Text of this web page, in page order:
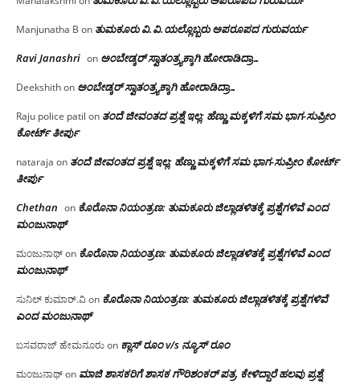
Manjunatha B on ತುಮಕೂರು‌ ವಿ.ವಿ.ಯಲ್ಲೊಬ್ಬರು ಅಪರೂಪದ ಗುರುವರ್ಯ
Ravi Janashri on ಅಂಬೇಡ್ಕರ್ ಸ್ವಾತಂತ್ರ್ಯಕ್ಕಾಗಿ ಹೋರಾಡಿದ್ರಾ…
Deekshithon ಅಂಬೇಡ್ಕರ್ ಸ್ವಾತಂತ್ರ್ಯಕ್ಕಾಗಿ ಹೋರಾಡಿದ್ರಾ…
Raju police patil on ತಂದೆ ಜೀವಂತದ ಪ್ರಶ್ನೆ ಇಲ್ಲ: ಹೆಣ್ಣು ಮಕ್ಕಳಿಗೆ ಸಮ ಭಾಗ-ಸುಪ್ರೀಂ
ಕೋರ್ಟ್ ತೀರ್ಪು
nataraja on ತಂದೆ ಜೀವಂತದ ಪ್ರಶ್ನೆ ಇಲ್ಲ: ಹೆಣ್ಣು ಮಕ್ಕಳಿಗೆ ಸಮ ಭಾಗ-ಸುಪ್ರೀಂ ಕೋರ್ಟ್
ತೀರ್ಪು
Chethan on ಕೊರೊನಾ ನಿಯಂತ್ರಣ: ತುಮಕೂರು ಜಿಲ್ಲಾಡಳಿತಕ್ಕೆ ಪ್ರಶ್ನೆಗಳಿವೆ ಎಂದ
ಮಂಜು‌ನಾಥ್
ಮಂಜುನಾಥ್on ಕೊರೊನಾ ನಿಯಂತ್ರಣ: ತುಮಕೂರು ಜಿಲ್ಲಾಡಳಿತಕ್ಕೆ ಪ್ರಶ್ನೆಗಳಿವೆ ಎಂದ
ಮಂಜು‌ನಾಥ್
ಸುನಿಲ್ ಕುಮಾರ್.ವಿon ಕೊರೊನಾ ನಿಯಂತ್ರಣ: ತುಮಕೂರು ಜಿಲ್ಲಾಡಳಿತಕ್ಕೆ ಪ್ರಶ್ನೆಗಳಿವೆ
ಎಂದ ಮಂಜು‌ನಾಥ್
ಬಸವರಾಜ್ ಹೇಮನೂರುon ಕ್ಲಾಸ್ ರೂಂ v/s ನ್ಯೂಸ್ ರೂಂ
ಮಂಜುನಾಥ್on ಮಾಜಿ ಶಾಸಕರಿಗೆ ಶಾಸಕ ಗೌರಿಶಂಕರ್ ಪತ್ರ, ಕೇಳಿದ್ದಾರೆ ಹಲವು ಪ್ರಶ್ನೆ